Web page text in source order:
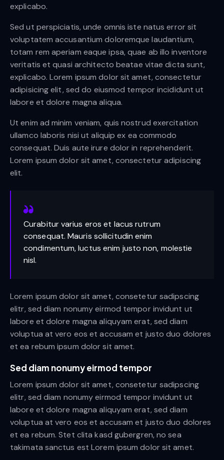
explicabo.
Sed ut perspiciatis, unde omnis iste natus error sit
voluptatem accusantium doloremque laudantium,
totam rem aperiam eaque ipsa, quae ab illo inventore
veritatis et quasi architecto beatae vitae dicta sunt,
explicabo. Lorem ipsum dolor sit amet, consectetur
adipisicing elit, sed do eiusmod tempor incididunt ut
labore et dolore magna aliqua.
Ut enim ad minim veniam, quis nostrud exercitation
ullamco laboris nisi ut aliquip ex ea commodo
consequat. Duis aute irure dolor in reprehenderit.
Lorem ipsum dolor sit amet, consectetur adipiscing
elit.
Curabitur varius eros et lacus rutrum
consequat. Mauris sollicitudin enim
condimentum, luctus enim justo non, molestie
nisl.
Lorem ipsum dolor sit amet, consetetur sadipscing
elitr, sed diam nonumy eirmod tempor invidunt ut
labore et dolore magna aliquyam erat, sed diam
voluptua at vero eos et accusam et justo duo dolores
et ea rebum ipsum dolor sit amet.
Sed diam nonumy eirmod tempor
Lorem ipsum dolor sit amet, consetetur sadipscing
elitr, sed diam nonumy eirmod tempor invidunt ut
labore et dolore magna aliquyam erat, sed diam
voluptua at vero eos et accusam et justo duo dolores
et ea rebum. Stet clita kasd gubergren, no sea
takimata sanctus est Lorem ipsum dolor sit amet.